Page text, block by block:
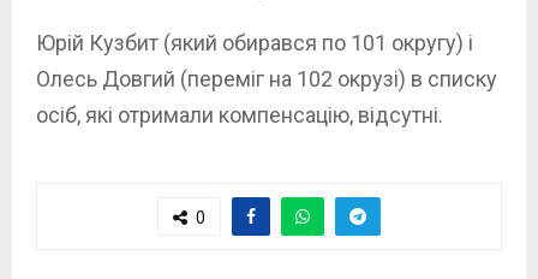
Юрій Кузбит (який обирався по 101 округу) і
Олесь Довгий (переміг на 102 окрузі) в списку
осіб, які отримали компенсацію, відсутні.
0